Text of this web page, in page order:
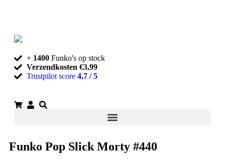
+ 1400 Funko's op stock
Verzendkosten €3,99
Trustpilot score 4,7 / 5
Funko Pop Slick Morty #440